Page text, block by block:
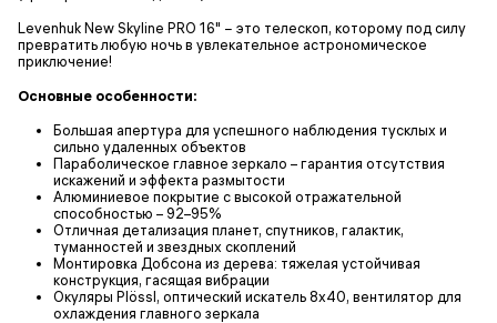
Levenhuk New Skyline PRO 16" − это телескоп, которому под силу
превратить любую ночь в увлекательное астрономическое
приключение!
Основные особенности:
Большая апертура для успешного наблюдения тусклых и
сильно удаленных объектов
Параболическое главное зеркало – гарантия отсутствия
искажений и эффекта размытости
Алюминиевое покрытие с высокой отражательной
способностью – 92–95%
Отличная детализация планет, спутников, галактик,
туманностей и звездных скоплений
Монтировка Добсона из дерева: тяжелая устойчивая
конструкция, гасящая вибрации
Окуляры Plössl, оптический искатель 8х40, вентилятор для
охлаждения главного зеркала